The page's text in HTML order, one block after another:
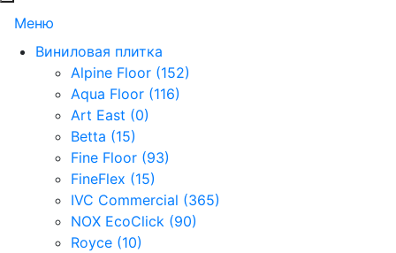
Меню
Виниловая плитка
Alpine Floor (152)
Aqua Floor (116)
Art East (0)
Betta (15)
Fine Floor (93)
FineFlex (15)
IVC Commercial (365)
NOX EcoClick (90)
Royce (10)